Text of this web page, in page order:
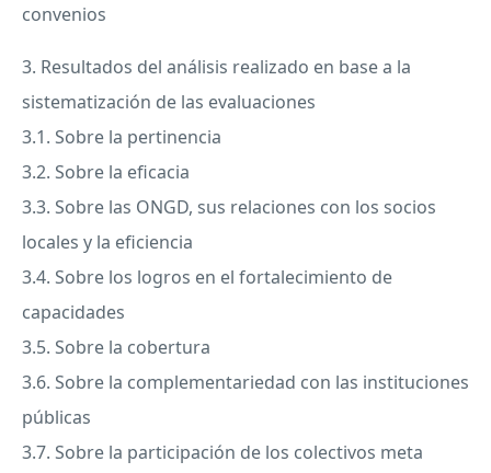
convenios
3. Resultados del análisis realizado en base a la
sistematización de las evaluaciones
3.1. Sobre la pertinencia
3.2. Sobre la eficacia
3.3. Sobre las ONGD, sus relaciones con los socios
locales y la eficiencia
3.4. Sobre los logros en el fortalecimiento de
capacidades
3.5. Sobre la cobertura
3.6. Sobre la complementariedad con las instituciones
públicas
3.7. Sobre la participación de los colectivos meta